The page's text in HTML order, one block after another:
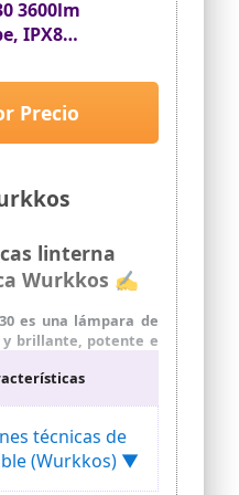
3600lm
IPX8
Precio
linterna
Wurkkos ✍
es una lámpara de
y brillante, potente e
ajustable. Funciona
iluminación
para
LED LH351D, el
técnicas de
(Wurkkos) ▼